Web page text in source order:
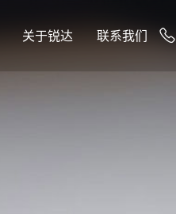
关于锐达 联系我们